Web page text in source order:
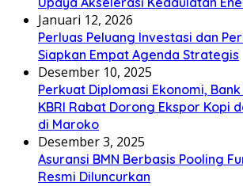
Januari 12, 2026
Perluas Peluang Investasi dan
Siapkan Empat Agenda Strategis
Desember 10, 2025
Perkuat Diplomasi Ekonomi,
KBRI Rabat Dorong Ekspor Kopi
di Maroko
Desember 3, 2025
Asuransi BMN Berbasis Pooling
Resmi Diluncurkan